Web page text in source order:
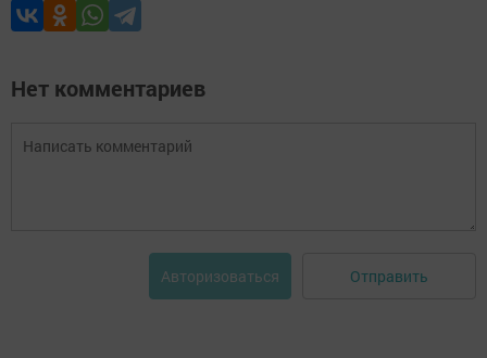
Нет комментариев
Авторизоваться Отправить